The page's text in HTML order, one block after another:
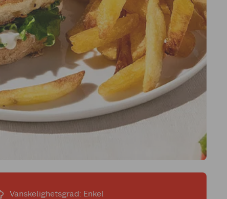
Vanskelighetsgrad: Enkel